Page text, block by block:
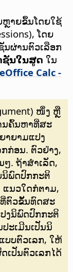
ຫຼາຍຂຶ້ນໂດຍໃຊ້
ໂດຍ
ນຜ່ານຕົວເລືອກ
ຊັນໃນສູດ ໃນ
Calc -
ໜຶ່ງ ຫຼື
ນຄົ້ນຫາທີ່ສະ
າຍາມແປງ
ກ່ອນ. ຕົວຢ່າງ,
ໆ. ຖ້າສຳເລັດ,
ພົດປົກກະຕິ
ແນວໃດກໍຕາມ,
ທີ່ຕົວຂັ້ນທົດສະ
ງນິພົດປົກກະຕິ
ະເມີນເປັນນິ
ບຕົວເລກ, ໃຫ້
ເປັນຕົວເລກໄດ້